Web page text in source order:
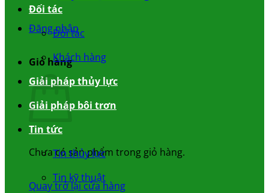
Đăng nhập
Giỏ hàng
Chưa có sản phẩm trong giỏ hàng.
Quay trở lại cửa hàng
Đối tác
Đối tác
Khách hàng
Giải pháp thủy lực
Giải pháp bôi trơn
Tin tức
Tin thủy lực
Tin kỹ thuật